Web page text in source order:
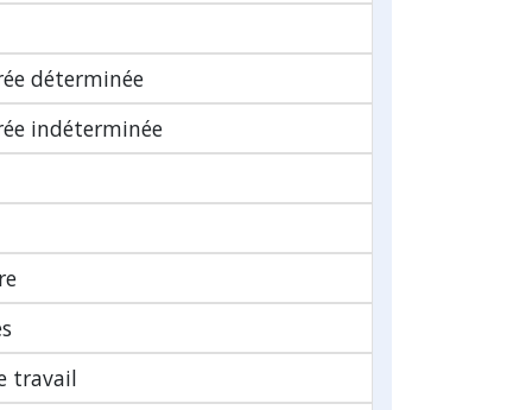
déterminée
indéterminée
travail